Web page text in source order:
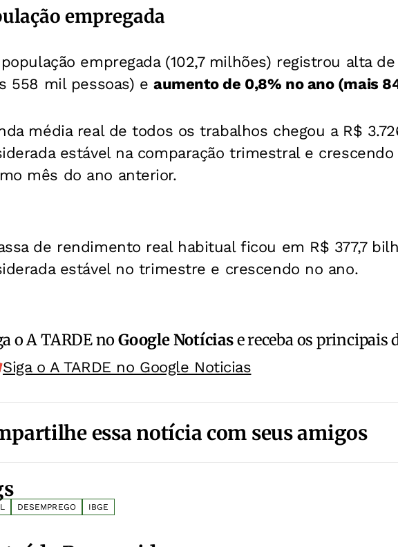
empregada
população empregada (102,7 milhões) registrou alta
558 mil pessoas) e aumento de 0,8% no ano (mais
média real de todos os trabalhos chegou a R$
estável na comparação trimestral e crescendo
mês do ano anterior.
de rendimento real habitual ficou em R$ 377,7
estável no trimestre e crescendo no ano.
o A TARDE noGoogle Notíciase receba os principais
Siga o A TARDE no Google Noticias
essa notícia com seus amigos
DESEMPREGO IBGE